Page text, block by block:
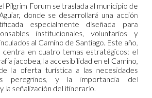
Pilgrim Forum se traslada al municipio de
donde se desarrollará una acción
especialmente diseñada para
institucionales, voluntarios y
al Camino de Santiago. Este año,
centra en cuatro temas estratégicos: el
jacobea, la accesibilidad en el Camino,
la oferta turística a las necesidades
peregrinos, y la importancia del
la señalización del itinerario.